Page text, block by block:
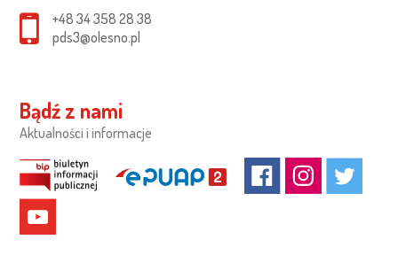
+48 34 358 28 38
pds3@olesno.pl
Bądź z nami
Aktualności i informacje